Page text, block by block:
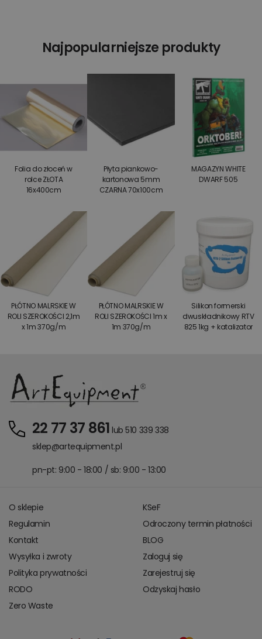
Najpopularniejsze produkty
Folia do złoceń w
rolce ZŁOTA
16x400cm
Płyta piankowo-
kartonowa 5mm
CZARNA 70x100cm
MAGAZYN WHITE
DWARF 505
PŁÓTNO MALRSKIE W
ROLI SZEROKOŚCI 2,1m
x 1m 370g/m
PŁÓTNO MALRSKIE W
ROLI SZEROKOŚCI 1m x
1m 370g/m
Silikon formerski
dwuskładnikowy RTV
825 1kg + katalizator
22 77 37 861 lub 510 339 338
sklep@artequipment.pl
pn-pt: 9:00 - 18:00 / sb: 9:00 - 13:00
O sklepie
Regulamin
Kontakt
Wysyłka i zwroty
Polityka prywatności
RODO
Zero Waste
KSeF
Odroczony termin płatności
BLOG
Zaloguj się
Zarejestruj się
Odzyskaj hasło